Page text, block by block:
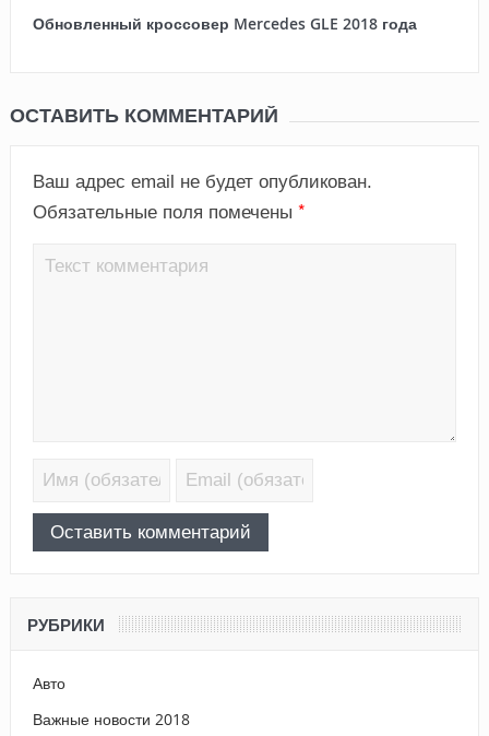
Обновленный кроссовер Mercedes GLE 2018 года
ОСТАВИТЬ КОММЕНТАРИЙ
Ваш адрес email не будет опубликован.
Обязательные поля помечены *
РУБРИКИ
Авто
Важные новости 2018